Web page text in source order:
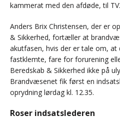
kammerat med den afdøde, til
Anders Brix Christensen, der er
& Sikkerhed, fortæller at
akutfasen, hvis der er tale om, at
fastklemte, fare for forurening
Beredskab & Sikkerhed ikke på
Brandvæsenet fik først en
oprydning lørdag kl. 12.35.
Roser indsatslederen